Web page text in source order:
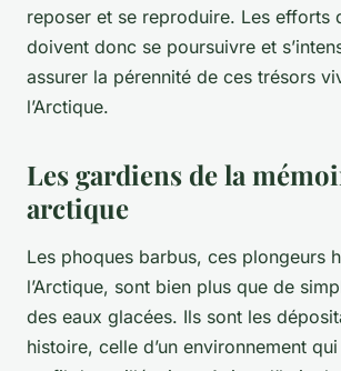
reposer et se reproduire. Les efforts
doivent donc se poursuivre et
assurer la pérennité de ces trésors
l’Arctique.
Les gardiens de la
arctique
Les phoques barbus, ces plongeurs
l’Arctique, sont bien plus que de
des eaux glacées. Ils sont les
histoire, celle d’un environnement